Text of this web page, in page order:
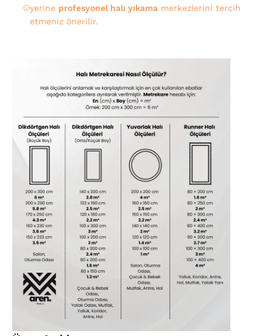
yerine profesyonel halı yıkamamerkezlerini tercih
etmeniz önerilir.